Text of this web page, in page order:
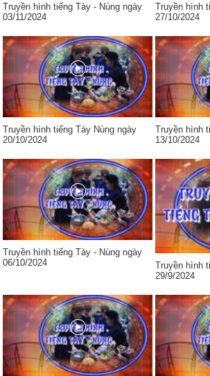
Truyền hình tiếng Tày - Nùng ngày
03/11/2024
Truyền hình
27/10/2024
Truyền hình tiếng Tày Nùng ngày
20/10/2024
Truyền hình
13/10/2024
Truyền hình tiếng Tày - Nùng ngày
06/10/2024
Truyền hình
29/9/2024